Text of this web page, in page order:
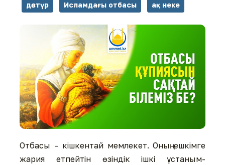
дәстүр Исламдағы отбасы ақ неке
Отбасы – кішкентай мемлекет. Оның ешкімге
жария етпейтін өзіндік ішкі ұстаным-